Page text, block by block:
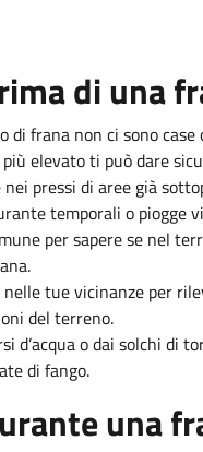
di una
di frana non ci sono
elevato ti può dare
pressi di aree già
temporali o piogge
per sapere se nel
tue vicinanze per
del terreno.
d’acqua o dai solchi di
di fango.
una